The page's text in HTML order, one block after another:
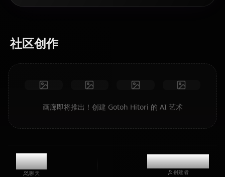
社区创作
画廊即将推出！创建 Gotoh Hitori 的 AI 艺术
10.8k
聊天
@kinayymon
创建者